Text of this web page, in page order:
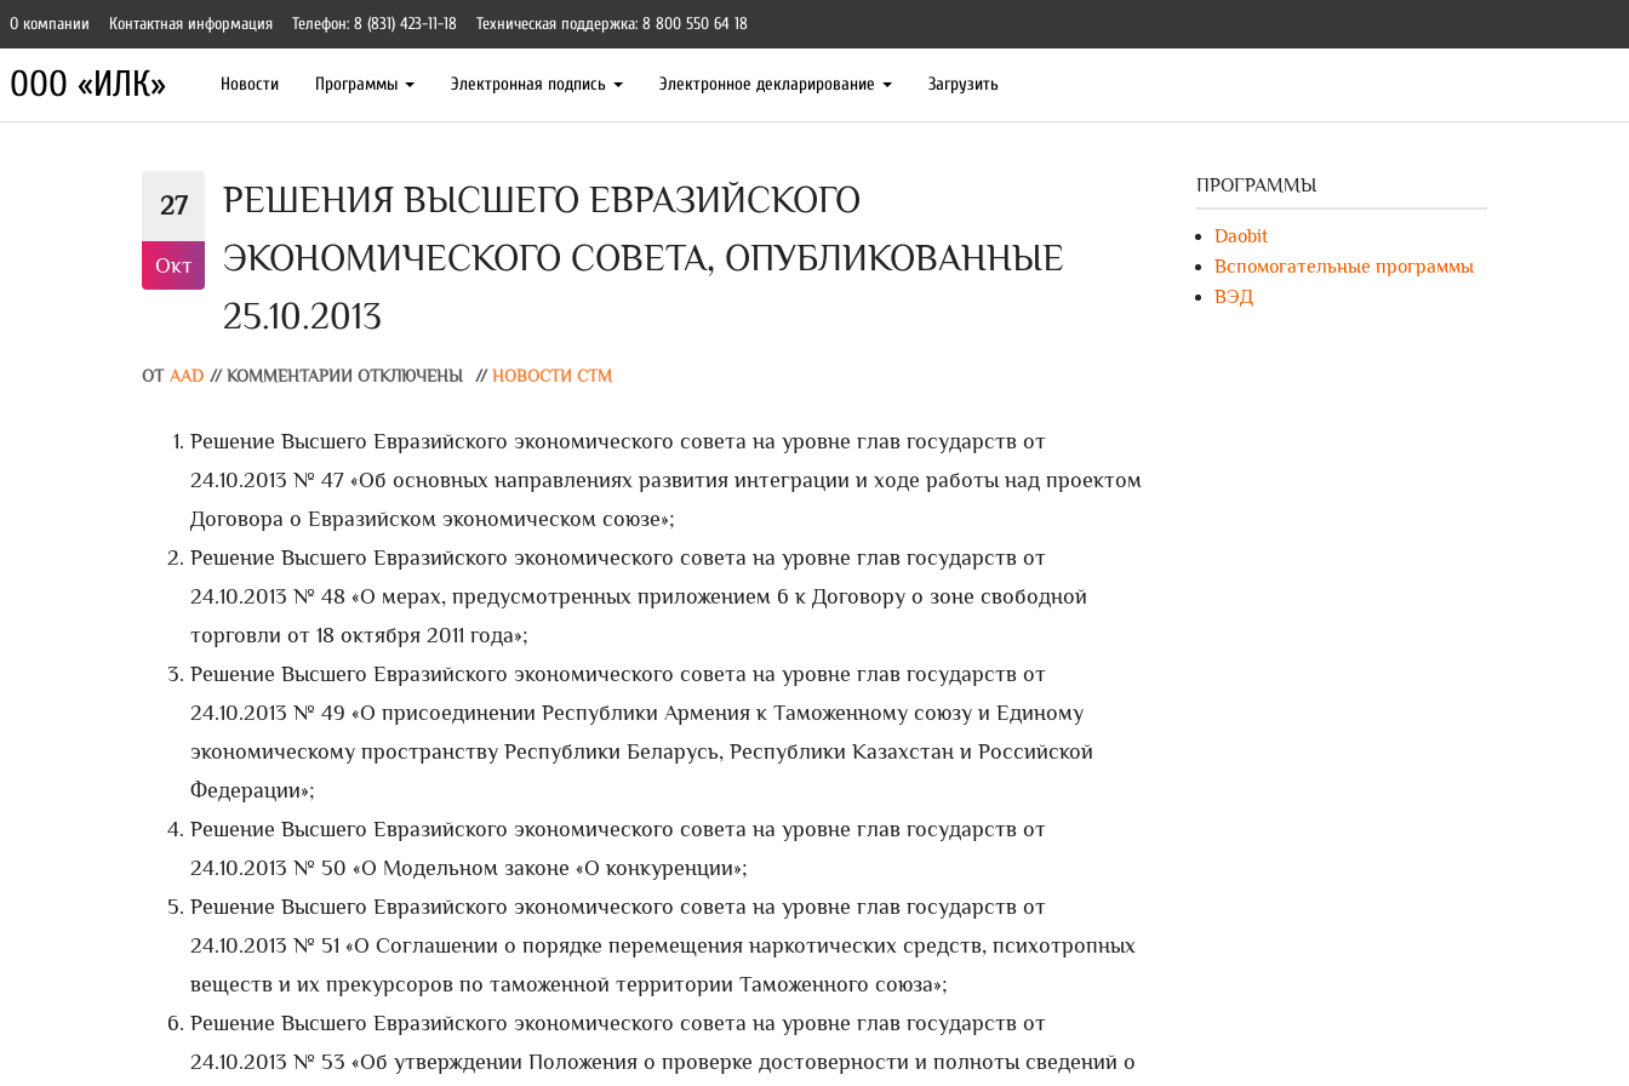
О компании Контактная информация Телефон: 8 (831) 423-11-18 Техническая поддержка: 8 800 550 64 18
ООО «ИЛК» Новости Программы Электронная подпись Электронное декларирование Загрузить
27
Окт
РЕШЕНИЯ ВЫСШЕГО ЕВРАЗИЙСКОГО
ЭКОНОМИЧЕСКОГО СОВЕТА, ОПУБЛИКОВАННЫЕ
25.10.2013
ОТ AAD // КОММЕНТАРИИ ОТКЛЮЧЕНЫ // НОВОСТИ СТМ
Решение Высшего Евразийского экономического совета на уровне глав государств от
24.10.2013 № 47 «Об основных направлениях развития интеграции и ходе работы над проектом
Договора о Евразийском экономическом союзе»;
Решение Высшего Евразийского экономического совета на уровне глав государств от
24.10.2013 № 48 «О мерах, предусмотренных приложением 6 к Договору о зоне свободной
торговли от 18 октября 2011 года»;
Решение Высшего Евразийского экономического совета на уровне глав государств от
24.10.2013 № 49 «О присоединении Республики Армения к Таможенному союзу и Единому
экономическому пространству Республики Беларусь, Республики Казахстан и Российской
Федерации»;
Решение Высшего Евразийского экономического совета на уровне глав государств от
24.10.2013 № 50 «О Модельном законе «О конкуренции»;
Решение Высшего Евразийского экономического совета на уровне глав государств от
24.10.2013 № 51 «О Соглашении о порядке перемещения наркотических средств, психотропных
веществ и их прекурсоров по таможенной территории Таможенного союза»;
Решение Высшего Евразийского экономического совета на уровне глав государств от
24.10.2013 № 53 «Об утверждении Положения о проверке достоверности и полноты сведений о
ПРОГРАММЫ
Daobit
Вспомогательные программы
ВЭД